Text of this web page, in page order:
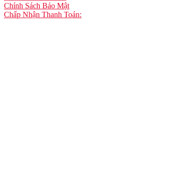
Chính Sách Bảo Mật
Chấp Nhận Thanh Toán: